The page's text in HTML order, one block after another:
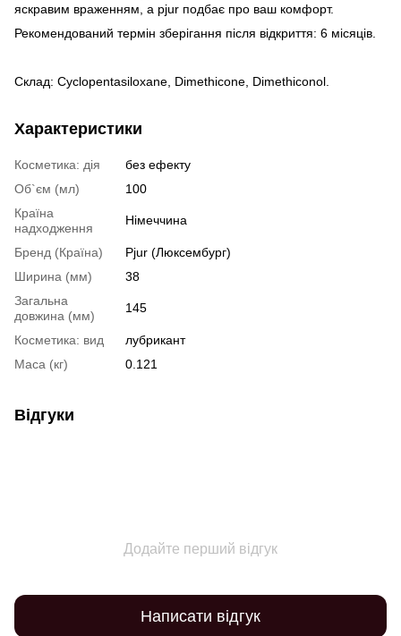
яскравим враженням, а pjur подбає про ваш комфорт.
Рекомендований термін зберігання після відкриття: 6 місяців.
Склад: Cyclopentasiloxane, Dimethicone, Dimethiconol.
Характеристики
Косметика: дія
без ефекту
Об`єм (мл)
100
Країна
надходження
Німеччина
Бренд (Країна)
Pjur (Люксембург)
Ширина (мм)
38
Загальна
довжина (мм)
145
Косметика: вид
лубрикант
Маса (кг)
0.121
Відгуки
Додайте перший відгук
Написати відгук